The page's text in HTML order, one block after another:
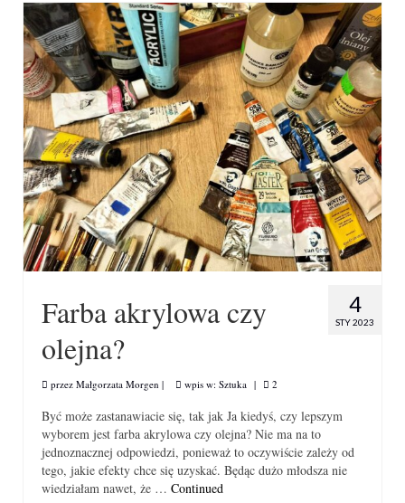
4
STY 2023
Farba akrylowa czy
olejna?
przez Małgorzata Morgen | wpis w: Sztuka | 2
Być może zastanawiacie się, tak jak Ja kiedyś, czy lepszym
wyborem jest farba akrylowa czy olejna? Nie ma na to
jednoznacznej odpowiedzi, ponieważ to oczywiście zależy od
tego, jakie efekty chce się uzyskać. Będąc dużo młodsza nie
wiedziałam nawet, że … Continued